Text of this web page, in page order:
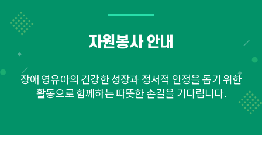
자원봉사 안내
장애 영유아의 건강한 성장과 정서적 안정을 돕기 위한
활동으로 함께하는 따뜻한 손길을 기다립니다.